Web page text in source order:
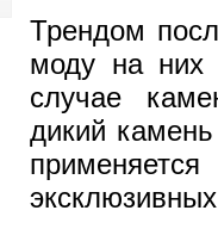
Трендом
моду на них
случае
дикий